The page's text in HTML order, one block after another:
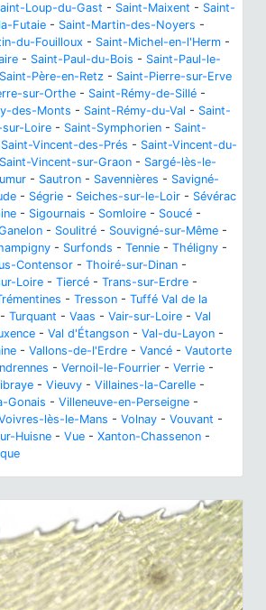
Loup-du-Gast - Saint-Maixent - Saint-
Futaie - Saint-Martin-des-Noyers -
du-Fouilloux - Saint-Michel-en-l'Herm -
- Saint-Paul-du-Bois - Saint-Paul-le-
Saint-Père-en-Retz - Saint-Pierre-sur-Erve
sur-Orthe - Saint-Rémy-de-Sillé -
des-Monts - Saint-Rémy-du-Val - Saint-
sur-Loire - Saint-Symphorien - Saint-
Saint-Vincent-des-Prés - Saint-Vincent-du-
Saint-Vincent-sur-Graon - Sargé-lès-le-
- Sautron - Savennières - Savigné-
- Ségrie - Seiches-sur-le-Loir - Sévérac
- Sigournais - Somloire - Soucé -
- Soulitré - Souvigné-sur-Même -
- Surfonds - Tennie - Théligny -
Contensor - Thoiré-sur-Dinan -
Loire - Tiercé - Trans-sur-Erdre -
- Tresson - Tuffé Val de la
- Turquant - Vaas - Vair-sur-Loire - Val
- Val d'Étangson - Val-du-Layon -
- Vallons-de-l'Erdre - Vancé - Vautorte
- Vernoil-le-Fourrier - Verrie -
- Vieuvy - Villaines-la-Carelle -
Gonais - Villeneuve-en-Perseigne -
lès-le-Mans - Volnay - Vouvant -
Huisne - Vue - Xanton-Chassenon -